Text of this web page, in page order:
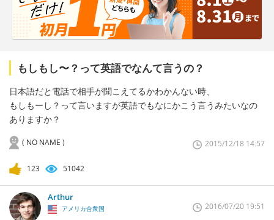
もしもし〜？って英語でなんて言うの？
日本語だと電話で相手が聞こえてるかわかんない時、
もしもーし？って言いますが英語でもなにかこう言うみたいなの
ありますか？
( NO NAME ) 2015/12/18 14:57
123 51042
Arthur
アメリカ合衆国 2016/07/20 19:51